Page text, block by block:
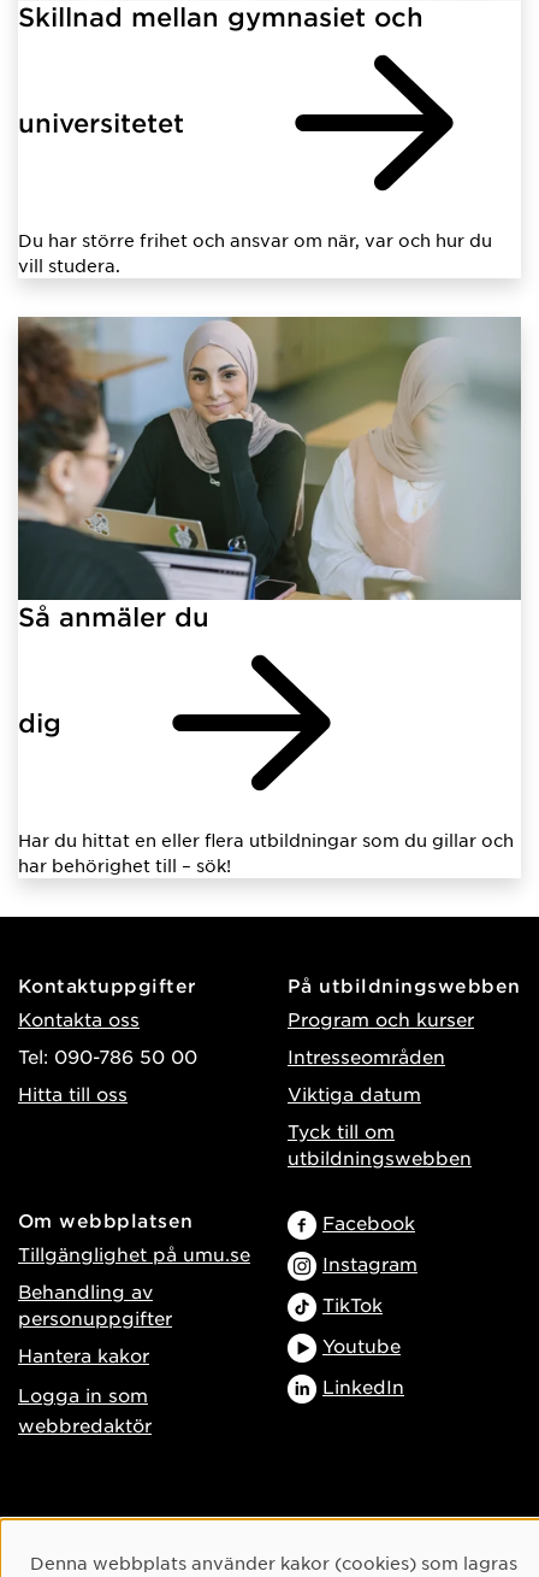
Skillnad mellan gymnasiet och
universitetet
Du har större frihet och ansvar om när, var och hur du
vill studera.
Så anmäler du
dig
Har du hittat en eller flera utbildningar som du gillar och
har behörighet till – sök!
Kontaktuppgifter
Kontakta oss
Tel: 090-786 50 00
Hitta till oss
På utbildningswebben
Program och kurser
Intresseområden
Viktiga datum
Tyck till om
utbildningswebben
Om webbplatsen
Tillgänglighet på umu.se
Behandling av
personuppgifter
Hantera kakor
Logga in som
webbredaktör
Facebook
Instagram
TikTok
Youtube
LinkedIn
Cookie-samtycke
Denna webbplats använder kakor (cookies) som lagras